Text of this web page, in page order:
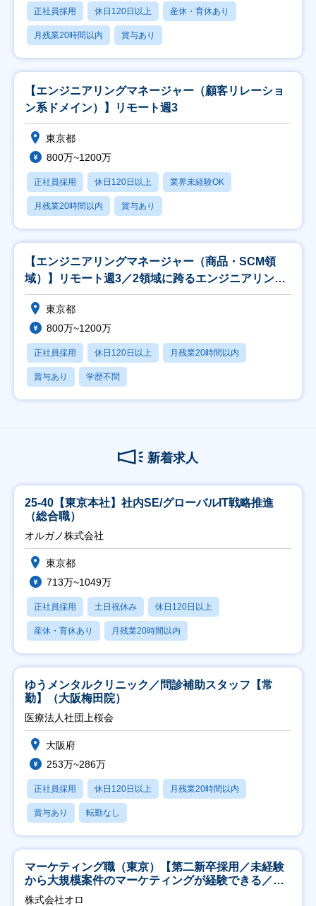
正社員採用 休日120日以上 産休・育休あり
月残業20時間以内 賞与あり
【エンジニアリングマネージャー（顧客リレーショ
ン系ドメイン）】リモート週3
東京都
800万~1200万
正社員採用 休日120日以上 業界未経験OK
月残業20時間以内 賞与あり
【エンジニアリングマネージャー（商品・SCM領
域）】リモート週3／2領域に跨るエンジニアリング
を統括
東京都
800万~1200万
正社員採用 休日120日以上 月残業20時間以内
賞与あり 学歴不問
新着求人
25-40【東京本社】社内SE/グローバルIT戦略推進
（総合職）
オルガノ株式会社
東京都
713万~1049万
正社員採用 土日祝休み 休日120日以上
産休・育休あり 月残業20時間以内
ゆうメンタルクリニック／問診補助スタッフ【常
勤】（大阪梅田院）
医療法人社団上桜会
大阪府
253万~286万
正社員採用 休日120日以上 月残業20時間以内
賞与あり 転勤なし
マーケティング職（東京）【第二新卒採用／未経験
から大規模案件のマーケティングが経験できる／研
修充実】
株式会社オロ